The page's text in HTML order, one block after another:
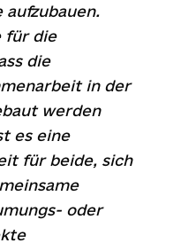
aufzubauen.
für die
die
in der
werden
es eine
für beide, sich
oder